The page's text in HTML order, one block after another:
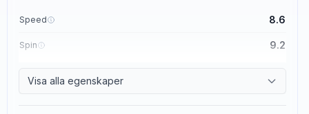
Speed 8.6
Spin 9.2
Visa alla egenskaper